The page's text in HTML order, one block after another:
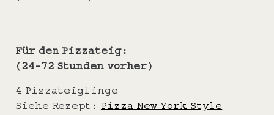
Für den Pizzateig:
(24-72 Stunden vorher)
4 Pizzateiglinge
Siehe Rezept: Pizza New York Style